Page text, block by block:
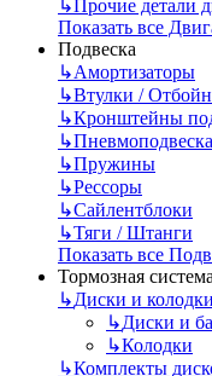
↳Прочие детали
Показать все
Подвеска
↳Амортизаторы
↳Втулки /
↳Кронштейны
↳Пневмоподвеска
↳Пружины
↳Рессоры
↳Сайлентблоки
↳Тяги / Штанги
Показать все
Тормозная система
↳Диски и колодки
↳Диски и
↳Колодки
↳Комплекты